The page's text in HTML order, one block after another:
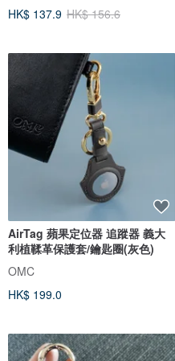
HK$ 137.9 HK$ 156.6
AirTag 蘋果定位器 追蹤器 義大
利植鞣革保護套/鑰匙圈(灰色)
OMC
HK$ 199.0